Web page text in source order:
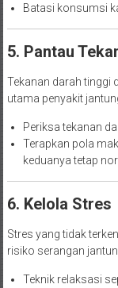
Batasi konsumsi
5. Pantau
Tekanan darah tinggi
utama penyakit
Periksa tekanan
Terapkan pola
keduanya tetap
6. Kelola Stres
Stres yang tidak
risiko serangan
Teknik relaksasi